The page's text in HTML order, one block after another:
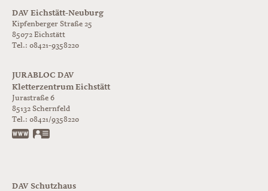
DAV Eichstätt-Neuburg
Kipfenberger Straße 25
85072 Eichstätt
Tel.: 08421-9358220
JURABLOC DAV
Kletterzentrum Eichstätt
Jurastraße 6
85132 Schernfeld
Tel.: 08421/9358220
www.jurabloc.de
DAV Schutzhaus